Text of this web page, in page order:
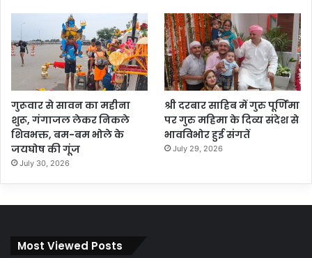
गुरूवार से सावन का महीना
शुरू, गंगाजल लेकर निकले
शिवभक्त, बम-बम भोले के
जयघोष की गूंज
July 30, 2026
श्री दरबार साहिब में गुरु पूर्णिमा
पर गुरु महिमा के दिव्य संदेश से
भावविभोर हुई संगतें
July 29, 2026
Most Viewed Posts